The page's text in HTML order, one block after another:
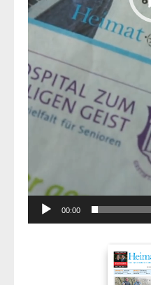
00:00